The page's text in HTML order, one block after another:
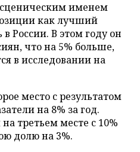
именем
как лучший
России. В этом году он
что на 5% больше,
в исследовании на
место с результатом
на 8% за год.
третьем месте с 10%
долю на 3%.